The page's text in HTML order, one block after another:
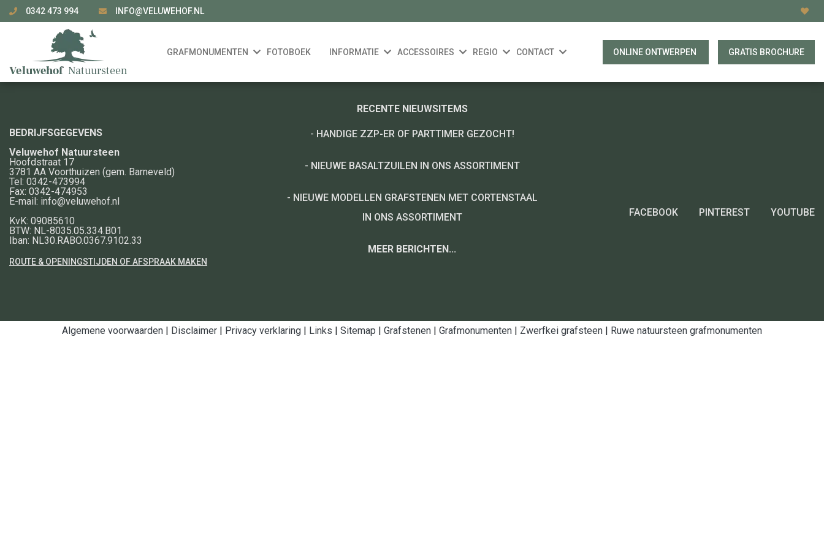
0342 473 994 INFO@VELUWEHOF.NL
GRAFMONUMENTEN FOTOBOEK INFORMATIE ACCESSOIRES REGIO CONTACT ONLINE ONTWERPEN GRATIS BROCHURE
BEDRIJFSGEGEVENS
Veluwehof Natuursteen
Hoofdstraat 17
3781 AA Voorthuizen (gem. Barneveld)
Tel: 0342-473994
Fax: 0342-474953
E-mail: info@veluwehof.nl
KvK: 09085610
BTW: NL-8035.05.334.B01
Iban: NL30.RABO.0367.9102.33
ROUTE & OPENINGSTIJDEN OF AFSPRAAK MAKEN
RECENTE NIEUWSITEMS
- HANDIGE ZZP-ER OF PARTTIMER GEZOCHT!
- NIEUWE BASALTZUILEN IN ONS ASSORTIMENT
- NIEUWE MODELLEN GRAFSTENEN MET CORTENSTAAL
IN ONS ASSORTIMENT
MEER BERICHTEN...
FACEBOOK PINTEREST YOUTUBE
Algemene voorwaarden | Disclaimer | Privacy verklaring | Links | Sitemap | Grafstenen | Grafmonumenten | Zwerfkei grafsteen | Ruwe natuursteen grafmonumenten